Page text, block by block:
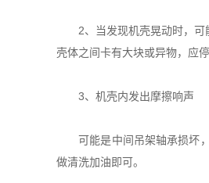
2、当发现机壳晃动时，可能
壳体之间卡有大块或异物，应停
3、机壳内发出摩擦响声
可能是中间吊架轴承损坏，
做清洗加油即可。